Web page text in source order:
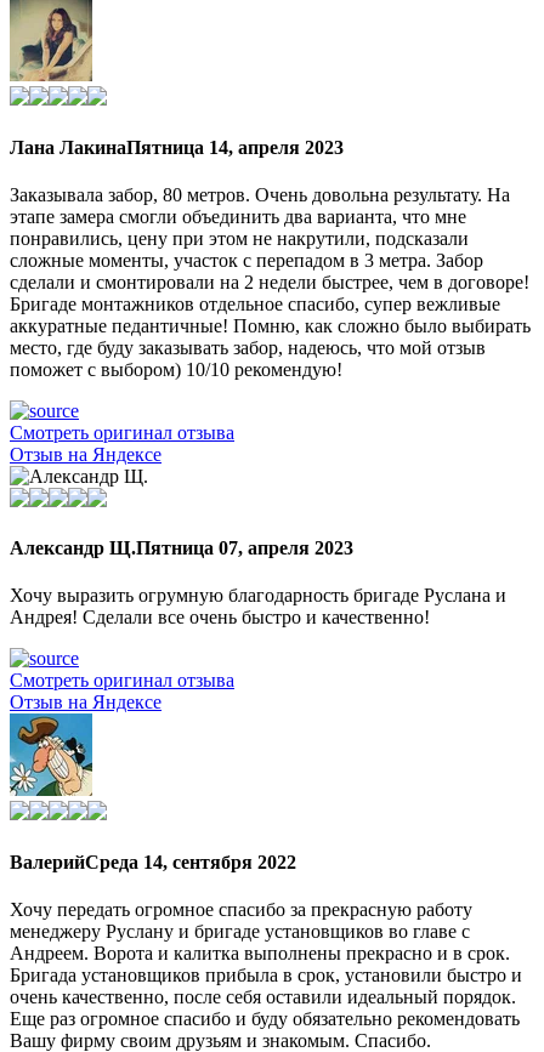
Лана ЛакинаПятница 14, апреля 2023
Заказывала забор, 80 метров. Очень довольна результату. На
этапе замера смогли объединить два варианта, что мне
понравились, цену при этом не накрутили, подсказали
сложные моменты, участок с перепадом в 3 метра. Забор
сделали и смонтировали на 2 недели быстрее, чем в договоре!
Бригаде монтажников отдельное спасибо, супер вежливые
аккуратные педантичные! Помню, как сложно было выбирать
место, где буду заказывать забор, надеюсь, что мой отзыв
поможет с выбором) 10/10 рекомендую!
Смотреть оригинал отзыва
Отзыв на Яндексе
Александр Щ.Пятница 07, апреля 2023
Хочу выразить огрумную благодарность бригаде Руслана и
Андрея! Сделали все очень быстро и качественно!
Смотреть оригинал отзыва
Отзыв на Яндексе
ВалерийСреда 14, сентября 2022
Хочу передать огромное спасибо за прекрасную работу
менеджеру Руслану и бригаде установщиков во главе с
Андреем. Ворота и калитка выполнены прекрасно и в срок.
Бригада установщиков прибыла в срок, установили быстро и
очень качественно, после себя оставили идеальный порядок.
Еще раз огромное спасибо и буду обязательно рекомендовать
Вашу фирму своим друзьям и знакомым. Спасибо.